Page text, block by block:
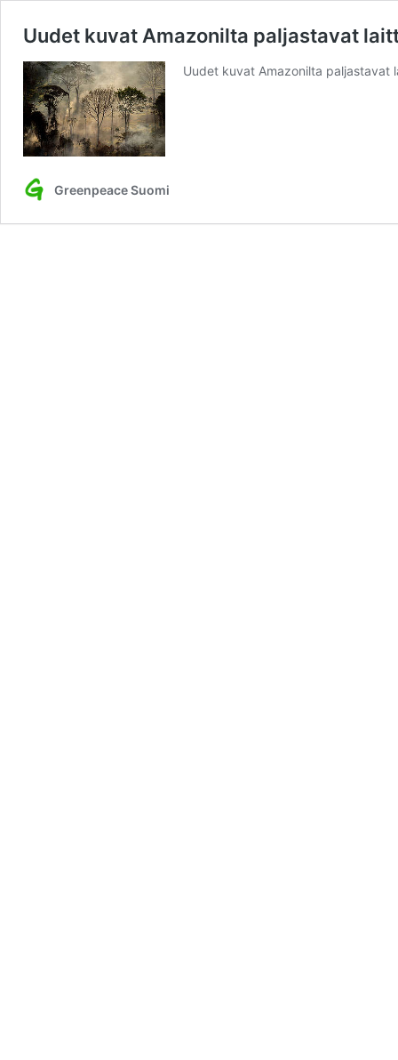
Uudet kuvat Amazonilta paljastavat
Uudet kuvat Amazonilta paljastavat
Greenpeace Suomi